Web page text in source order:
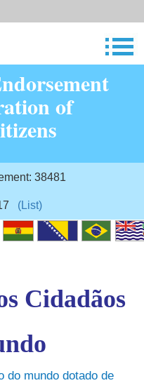
of
38481
(List)
Cidadãos
do mundo dotado de